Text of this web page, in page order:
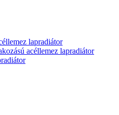
lapradiátor
acéllemez lapradiátor